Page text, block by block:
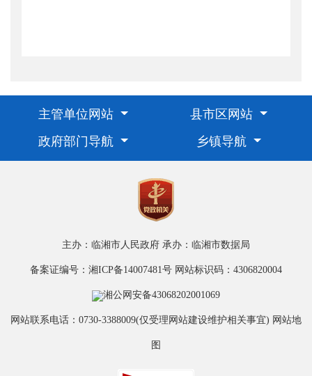
主管单位网站
县市区网站
政府部门导航
乡镇导航
主办：临湘市人民政府 承办：临湘市数据局
备案证编号：湘ICP备14007481号 网站标识码：4306820004
湘公网安备43068202001069
网站联系电话：0730-3388009(仅受理网站建设维护相关事宜) 网站地
图